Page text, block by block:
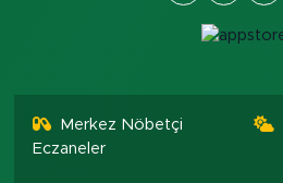
Merkez Nöbetçi
Eczaneler